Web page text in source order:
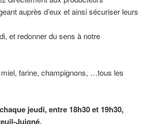
auprès d’eux et ainsi sécuriser leurs
et redonner du sens à notre
farine, champignons, …tous les
jeudi, entre 18h30 et 19h30,
Juigné.